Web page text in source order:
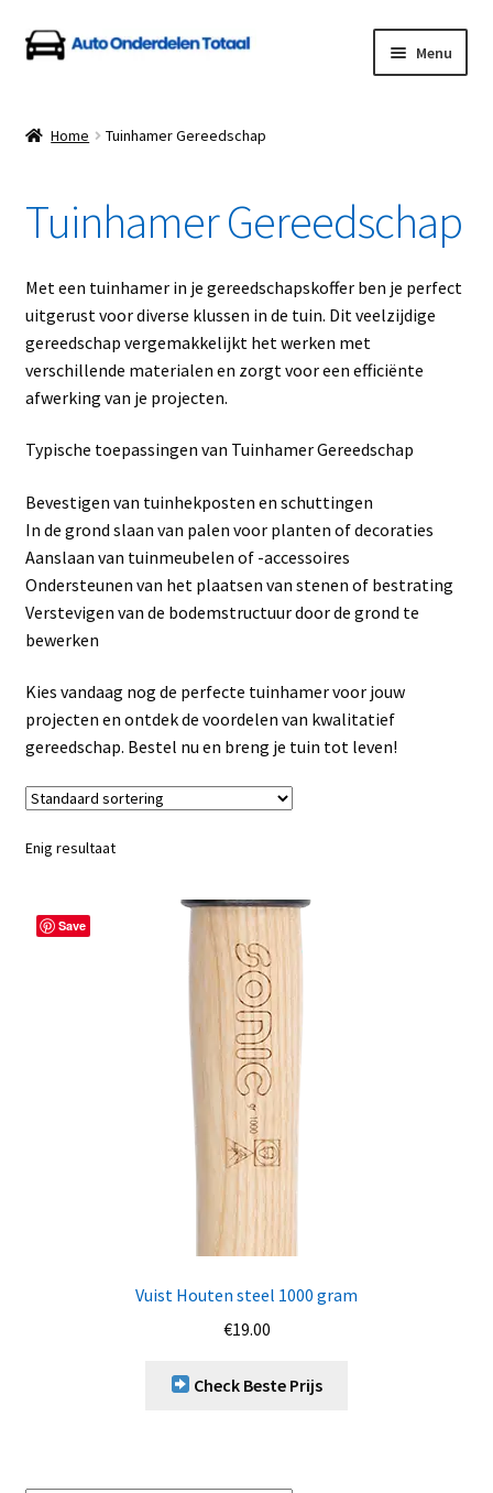
Ga
door
navigatie
Ga
naar
inhoud
Menu
Auto Onderdelen Shop
Betalen en Verzenden
Blog
Contact
Klantenservice
Linkpartners
Over Ons
Overzicht
Privacybeleid
Retourbeleid
Videos
Winkelwagen
Home Tuinhamer Gereedschap
Tuinhamer Gereedschap
Met een tuinhamer in je gereedschapskoffer ben je perfect
uitgerust voor diverse klussen in de tuin. Dit veelzijdige
gereedschap vergemakkelijkt het werken met
verschillende materialen en zorgt voor een efficiënte
afwerking van je projecten.
Typische toepassingen van Tuinhamer Gereedschap
Bevestigen van tuinhekposten en schuttingen
In de grond slaan van palen voor planten of decoraties
Aanslaan van tuinmeubelen of -accessoires
Ondersteunen van het plaatsen van stenen of bestrating
Verstevigen van de bodemstructuur door de grond te
bewerken
Kies vandaag nog de perfecte tuinhamer voor jouw
projecten en ontdek de voordelen van kwalitatief
gereedschap. Bestel nu en breng je tuin tot leven!
Enig resultaat
Save
Vuist Houten steel 1000 gram
€19.00
Check Beste Prijs